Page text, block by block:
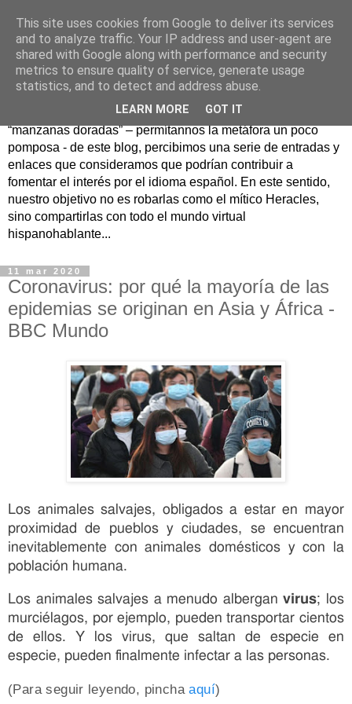
Hesperia
Según la mitología griega, Hesperia era un maravilloso
jardín en un lejano rincón del Occidente donde se
guardaban las famosas manzanas doradas. Como
“manzanas doradas” – permítannos la metáfora un poco
pomposa - de este blog, percibimos una serie de entradas y
enlaces que consideramos que podrían contribuir a
fomentar el interés por el idioma español. En este sentido,
nuestro objetivo no es robarlas como el mítico Heracles,
sino compartirlas con todo el mundo virtual
hispanohablante...
11 mar 2020
Coronavirus: por qué la mayoría de las
epidemias se originan en Asia y África -
BBC Mundo
Los animales salvajes, obligados a estar en mayor
proximidad de pueblos y ciudades, se encuentran
inevitablemente con animales domésticos y con la
población humana.
Los animales salvajes a menudo alberganvirus; los
murciélagos, por ejemplo, pueden transportar cientos
de ellos. Y los virus, que saltan de especie en
especie, pueden finalmente infectar a las personas.
(Para seguir leyendo, pinchaaquí)
This site uses cookies from Google to deliver its services
and to analyze traffic. Your IP address and user-agent are
shared with Google along with performance and security
metrics to ensure quality of service, generate usage
statistics, and to detect and address abuse.
LEARN MORE GOT IT